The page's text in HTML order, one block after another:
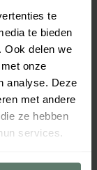
te
te bieden
Ook delen we
onze
analyse. Deze
met andere
ze hebben
services.